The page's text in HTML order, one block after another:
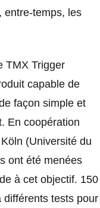
entre-temps, les
TMX Trigger
capable de
façon simple et
En coopération
(Université du
ont été menées
à cet objectif. 150
différents tests pour